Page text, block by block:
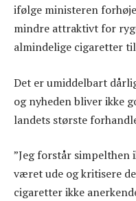
ifølge ministeren
mindre attraktivt for
almindelige cigaretter
Det er umiddelbart
og nyheden bliver ikke
landets største
”Jeg forstår simpelthen
været ude og kritisere
cigaretter ikke